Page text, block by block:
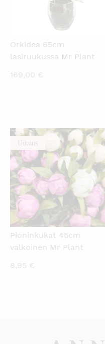
Orkidea 65cm
lasiruukussa Mr Plant
169,00 €
UutuusKATSO PIKANÄKYMÄ
Pioninkukat 45cm
valkoinen Mr Plant
8,95 €